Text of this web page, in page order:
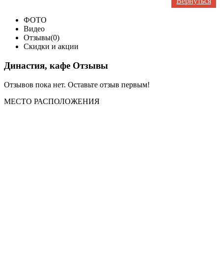
ФОТО
Видео
Отзывы(0)
Скидки и акции
Династия, кафе Отзывы
Отзывов пока нет. Оставьте отзыв первым!
МЕСТО РАСПОЛОЖЕНИЯ